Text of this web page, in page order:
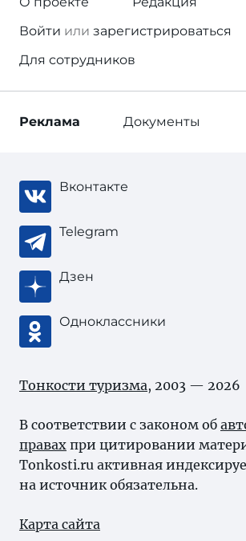
Войти или зарегистрироваться
Для сотрудников
Реклама Документы
Вконтакте
Telegram
Дзен
Одноклассники
Тонкости туризма, 2003 — 2026
В соответствии с законом об
правах при цитировании
Tonkosti.ru активная
на источник обязательна.
Карта сайта